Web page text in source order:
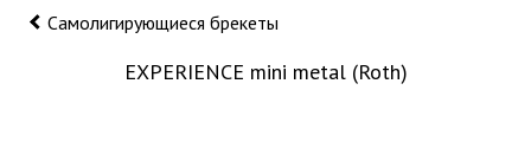
Самолигирующиеся брекеты
EXPERIENCE mini metal (Roth)